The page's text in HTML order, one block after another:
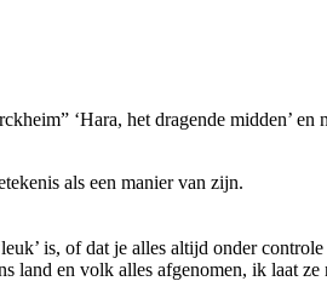
‘Hara, het dragende midden’ en
als een manier van zijn.
is, of dat je alles altijd onder
land en volk alles afgenomen, ik laat